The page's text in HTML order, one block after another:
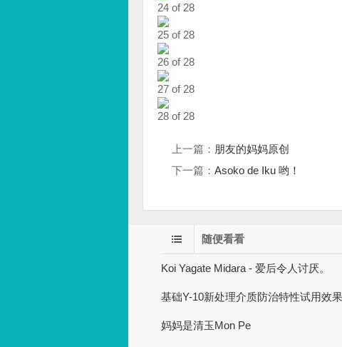
24 of 28
25 of 28
26 of 28
27 of 28
28 of 28
上一篇： 朋友的妈妈原创
下一篇： Asoko de Iku 哟！
随便看看
Koi Yagate Midara - 爱后令人讨厌。
基础Y-10新处理介质防治特性试用效
妈妈是清玉Mon Pe